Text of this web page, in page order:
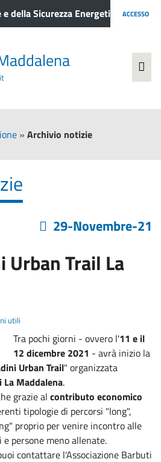
Sicurezza Energetica ACCESSO
» Archivio notizie
29-Novembre-21
Trail La
utili
Tra pochi giorni - ovvero l'11 e il
12 dicembre 2021 - avrà inizio la
Urban Trail" organizzata
La Maddalena.
grazie al contributo economico
tipologie di percorsi "long",
proprio per venire incontro alle
persone meno allenate.
contattare l'Associazione Barbuti